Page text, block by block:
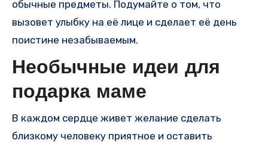
обычные предметы. Подумайте о том, что
вызовет улыбку на её лице и сделает её день
поистине незабываемым.
Необычные идеи для
подарка маме
В каждом сердце живет желание сделать
близкому человеку приятное и оставить